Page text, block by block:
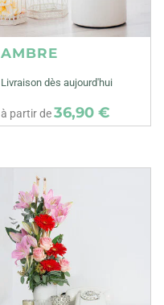
AMBRE
Livraison dès aujourd'hui
à partir de36,90 €